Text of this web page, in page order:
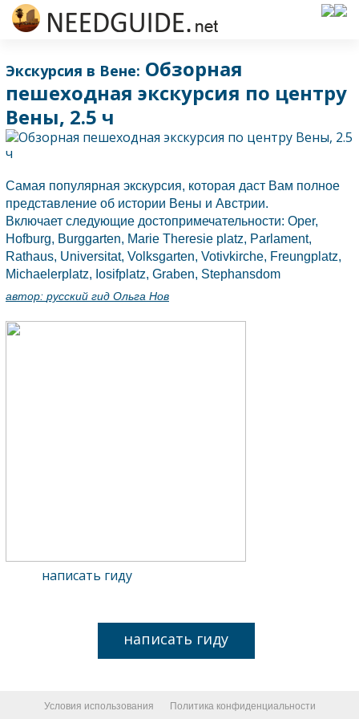
Экскурсия в Вене: Обзорная
пешеходная экскурсия по центру
Вены, 2.5 ч
Самая популярная экскурсия, которая даст Вам полное
представление об истории Вены и Австрии.
Включает следующие достопримечательности: Oper,
Hofburg, Burggarten, Marie Theresie platz, Parlament,
Rathaus, Universitat, Volksgarten, Votivkirche, Freungplatz,
Michaelerplatz, Iosifplatz, Graben, Stephansdom
автор: русский гид Ольга Нов
написать гиду
написать гиду
Условия использования Политика конфиденциальности